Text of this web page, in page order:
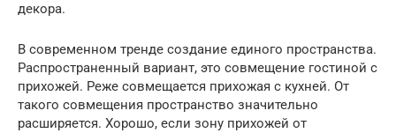
декора.
В современном тренде создание единого пространства.
Распространенный вариант, это совмещение гостиной с
прихожей. Реже совмещается прихожая с кухней. От
такого совмещения пространство значительно
расширяется. Хорошо, если зону прихожей от